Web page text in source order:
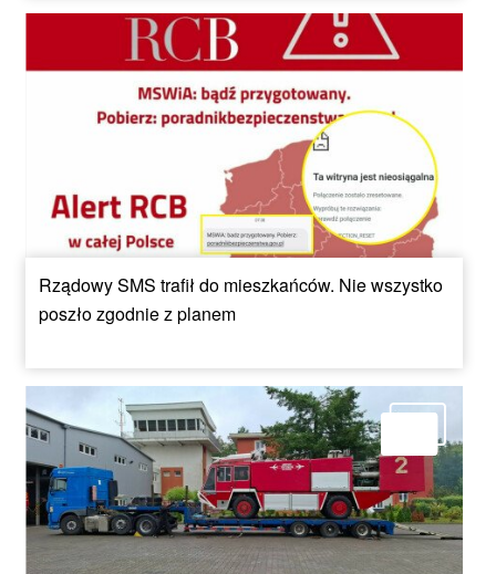
Rządowy SMS trafił do mieszkańców. Nie wszystko
poszło zgodnie z planem